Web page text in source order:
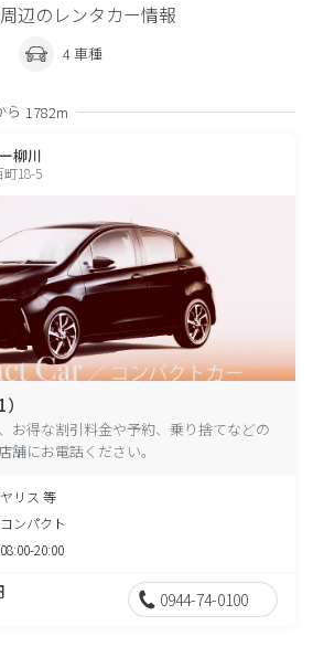
辺のレンタカー情報
4 車種
ら 1782m
柳川
18-5
お得な割引料金や予約、乗り捨てなどの
舗にお電話ください。
ヤリス 等
コンパクト
08:00-20:00
0944-74-0100